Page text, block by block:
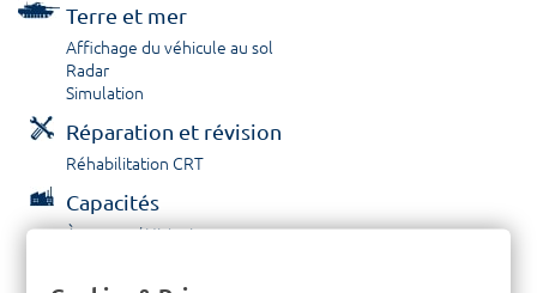
Terre et mer
Affichage du véhicule au sol
Radar
Simulation
Réparation et révision
Réhabilitation CRT
Capacités
À propos / Historique